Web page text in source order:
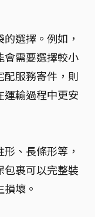
選擇。例如，
會需要選擇較小
配服務寄件，則
輸過程中更安
、長條形等，
包裹可以完整裝
壞。